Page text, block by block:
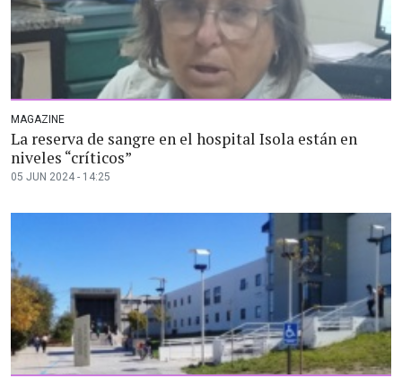
MAGAZINE
La reserva de sangre en el hospital Isola están en
niveles “críticos”
05 JUN 2024 - 14:25